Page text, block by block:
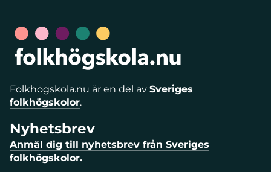
Folkhögskola.nu är en del av Sveriges
folkhögskolor.
Nyhetsbrev
Anmäl dig till nyhetsbrev från Sveriges
folkhögskolor.